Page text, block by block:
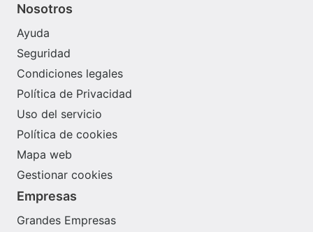
Nosotros
Ayuda
Seguridad
Condiciones legales
Política de Privacidad
Uso del servicio
Política de cookies
Mapa web
Gestionar cookies
Empresas
Grandes Empresas